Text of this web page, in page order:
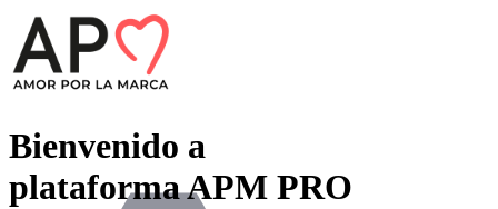
Bienvenido a
plataforma APM PRO